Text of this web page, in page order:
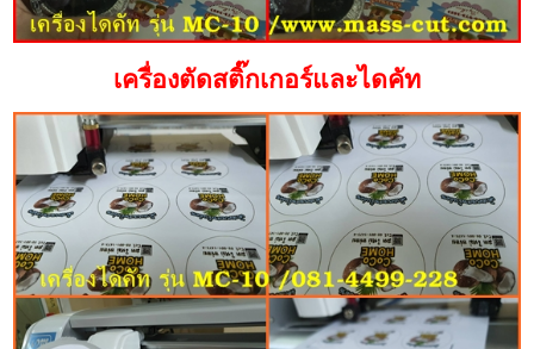
เครื่องตัดสติ๊กเกอร์และไดคัท